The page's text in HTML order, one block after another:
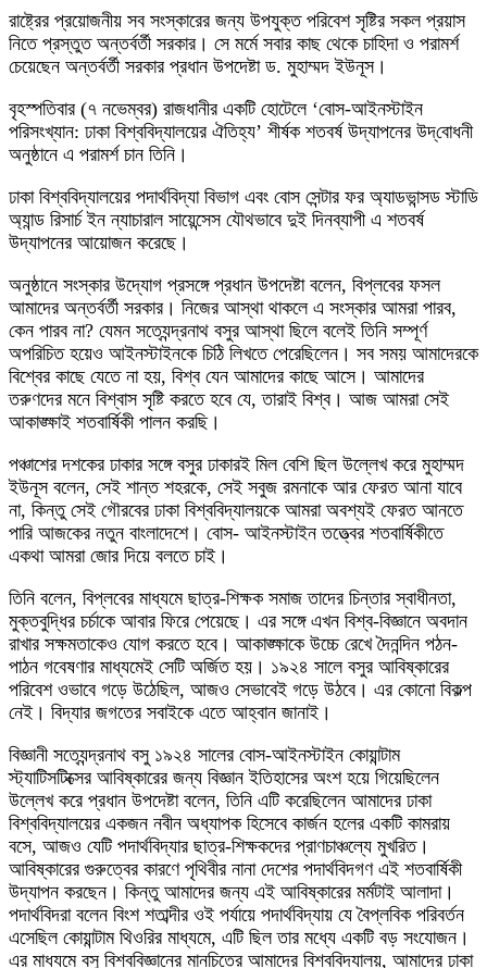
রাষ্ট্রের প্রয়োজনীয় সব সংস্কারের জন্য উপযুক্ত পরিবেশ সৃষ্টির সকল প্রয়াস
নিতে প্রস্তুত অন্তর্বর্তী সরকার। সে মর্মে সবার কাছ থেকে চাহিদা ও পরামর্শ
চেয়েছেন অন্তর্বর্তী সরকার প্রধান উপদেষ্টা ড. মুহাম্মদ ইউনূস।
বৃহস্পতিবার (৭ নভেম্বর) রাজধানীর একটি হোটেলে ‘বোস-আইনস্টাইন
পরিসংখ্যান: ঢাকা বিশ্ববিদ্যালয়ের ঐতিহ্য’ শীর্ষক শতবর্ষ উদ্‌যাপনের উদ্‌বোধনী
অনুষ্ঠানে এ পরামর্শ চান তিনি।
ঢাকা বিশ্ববিদ্যালয়ের পদার্থবিদ্যা বিভাগ এবং বোস সেন্টার ফর অ্যাডভান্সড স্টাডি
অ্যান্ড রিসার্চ ইন ন্যাচারাল সায়েন্সেস যৌথভাবে দুই দিনব্যাপী এ শতবর্ষ
উদ্‌যাপনের আয়োজন করেছে।
অনুষ্ঠানে সংস্কার উদ্যোগ প্রসঙ্গে প্রধান উপদেষ্টা বলেন, বিপ্লবের ফসল
আমাদের অন্তর্বর্তী সরকার। নিজের আস্থা থাকলে এ সংস্কার আমরা পারব,
কেন পারব না? যেমন সত্যেন্দ্রনাথ বসুর আস্থা ছিলে বলেই তিনি সম্পূর্ণ
অপরিচিত হয়েও আইনস্টাইনকে চিঠি লিখতে পেরেছিলেন। সব সময় আমাদেরকে
বিশ্বের কাছে যেতে না হয়, বিশ্ব যেন আমাদের কাছে আসে। আমাদের
তরুণদের মনে বিশ্বাস সৃষ্টি করতে হবে যে, তারাই বিশ্ব। আজ আমরা সেই
আকাঙ্ক্ষাই শতবার্ষিকী পালন করছি।
পঞ্চাশের দশকের ঢাকার সঙ্গে বসুর ঢাকারই মিল বেশি ছিল উল্লেখ করে মুহাম্মদ
ইউনূস বলেন, সেই শান্ত শহরকে, সেই সবুজ রমনাকে আর ফেরত আনা যাবে
না, কিন্তু সেই গৌরবের ঢাকা বিশ্ববিদ্যালয়কে আমরা অবশ্যই ফেরত আনতে
পারি আজকের নতুন বাংলাদেশে। বোস- আইনস্টাইন তত্ত্বের শতবার্ষিকীতে
একথা আমরা জোর দিয়ে বলতে চাই।
তিনি বলেন, বিপ্লবের মাধ্যমে ছাত্র-শিক্ষক সমাজ তাদের চিন্তার স্বাধীনতা,
মুক্তবুদ্ধির চর্চাকে আবার ফিরে পেয়েছে। এর সঙ্গে এখন বিশ্ব-বিজ্ঞানে অবদান
রাখার সক্ষমতাকেও যোগ করতে হবে। আকাঙ্ক্ষাকে উচ্চে রেখে দৈনন্দিন পঠন-
পাঠন গবেষণার মাধ্যমেই সেটি অর্জিত হয়। ১৯২৪ সালে বসুর আবিষ্কারের
পরিবেশ ওভাবে গড়ে উঠেছিল, আজও সেভাবেই গড়ে উঠবে। এর কোনো বিকল্প
নেই। বিদ্যার জগতের সবাইকে এতে আহ্বান জানাই।
বিজ্ঞানী সত্যেন্দ্রনাথ বসু ১৯২৪ সালের বোস-আইনস্টাইন কোয়ান্টাম
স্ট্যাটিসটিক্সের আবিষ্কারের জন্য বিজ্ঞান ইতিহাসের অংশ হয়ে গিয়েছিলেন
উল্লেখ করে প্রধান উপদেষ্টা বলেন, তিনি এটি করেছিলেন আমাদের ঢাকা
বিশ্ববিদ্যালয়ের একজন নবীন অধ্যাপক হিসেবে কার্জন হলের একটি কামরায়
বসে, আজও যেটি পদার্থবিদ্যার ছাত্র-শিক্ষকদের প্রাণচাঞ্চল্যে মুখরিত।
আবিষ্কারের গুরুত্বের কারণে পৃথিবীর নানা দেশের পদার্থবিদগণ এই শতবার্ষিকী
উদ্‌যাপন করছেন। কিন্তু আমাদের জন্য এই আবিষ্কারের মর্মটাই আলাদা।
পদার্থবিদরা বলেন বিংশ শতাব্দীর ওই পর্যায়ে পদার্থবিদ্যায় যে বৈপ্লবিক পরিবর্তন
এসেছিল কোয়ান্টাম থিওরির মাধ্যমে, এটি ছিল তার মধ্যে একটি বড় সংযোজন।
এর মাধ্যমে বসু বিশ্ববিজ্ঞানের মানচিত্রে আমাদের বিশ্ববিদ্যালয়, আমাদের ঢাকা